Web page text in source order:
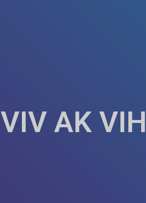
VIV AK VIH